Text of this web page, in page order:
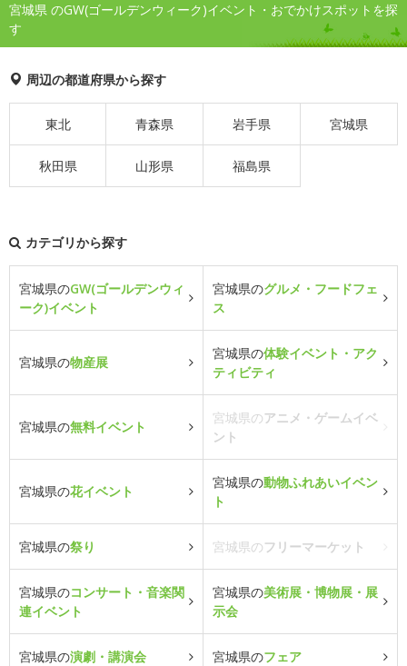
宮城県 のGW(ゴールデンウィーク)イベント・おでかけスポットを探
す
周辺の都道府県から探す
東北 青森県 岩手県 宮城県
秋田県 山形県 福島県
カテゴリから探す
宮城県のGW(ゴールデンウィ
ーク)イベント
宮城県のグルメ・フードフェ
ス
宮城県の物産展
宮城県の体験イベント・アク
ティビティ
宮城県の無料イベント
宮城県のアニメ・ゲームイベ
ント
宮城県の花イベント
宮城県の動物ふれあいイベン
ト
宮城県の祭り 宮城県のフリーマーケット
宮城県のコンサート・音楽関
連イベント
宮城県の美術展・博物展・展
示会
宮城県の演劇・講演会 宮城県のフェア